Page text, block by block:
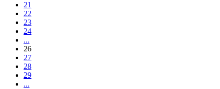
21
22
23
24
...
26
27
28
29
...